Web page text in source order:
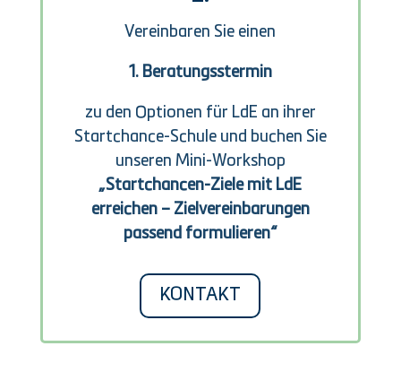
Vereinbaren Sie einen
1. Beratungsstermin
zu den Optionen für LdE an ihrer
Startchance-Schule und buchen Sie
unseren Mini-Workshop
„Startchancen-Ziele mit LdE
erreichen – Zielvereinbarungen
passend formulieren“
KONTAKT